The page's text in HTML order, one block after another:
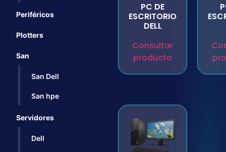
Periféricos
Plotters
San
San Dell
San hpe
Servidores
Dell
PC DE
ESCRITORIO
DELL
Consultar
producto